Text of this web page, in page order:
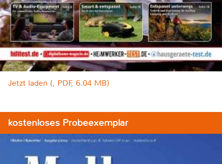
Jetzt laden (, PDF, 6.04 MB)
kostenloses Probeexemplar